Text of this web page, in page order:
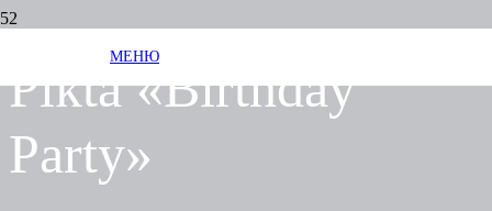
МЕНЮ
Pikta «Birthday
Party»